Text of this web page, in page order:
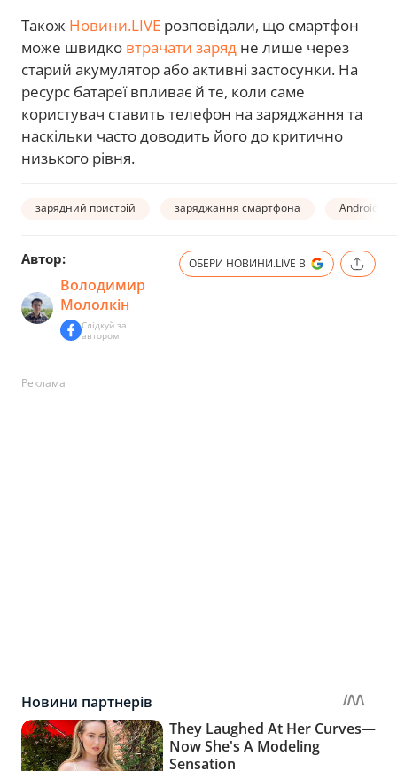
Також Новини.LIVE розповідали, що смартфон
може швидко втрачати заряд не лише через
старий акумулятор або активні застосунки. На
ресурс батареї впливає й те, коли саме
користувач ставить телефон на заряджання та
наскільки часто доводить його до критично
низького рівня.
зарядний пристрій заряджання смартфона Android-
Автор:
Володимир
Мололкін
Слідкуй за
автором
ОБЕРИ НОВИНИ.LIVE В
Реклама